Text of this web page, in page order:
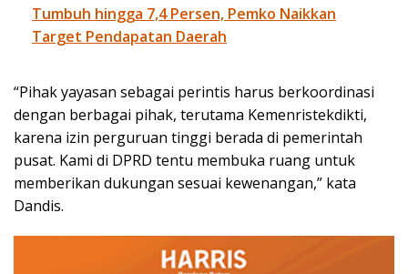
Tumbuh hingga 7,4 Persen, Pemko Naikkan
Target Pendapatan Daerah
“Pihak yayasan sebagai perintis harus berkoordinasi
dengan berbagai pihak, terutama Kemenristekdikti,
karena izin perguruan tinggi berada di pemerintah
pusat. Kami di DPRD tentu membuka ruang untuk
memberikan dukungan sesuai kewenangan,” kata
Dandis.